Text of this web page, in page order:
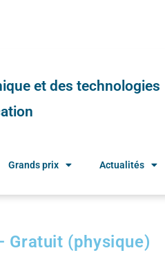
et des technologies
Grands prix Actualités
Gratuit (physique)